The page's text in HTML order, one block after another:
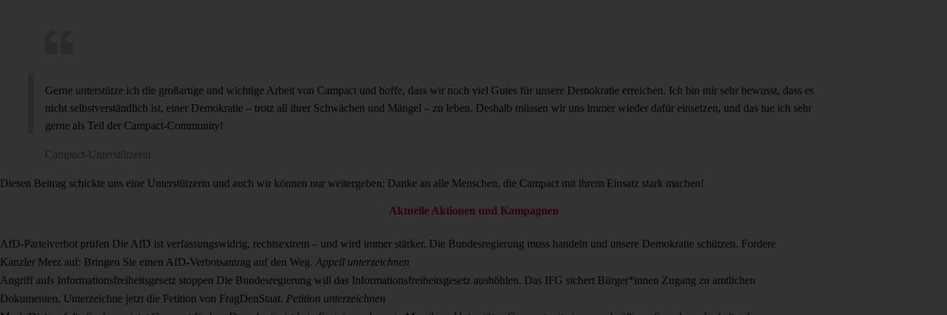
Gerne unterstütze ich die großartige und wichtige Arbeit von Campact und hoffe, dass wir noch viel Gutes für unsere Demokratie erreichen. Ich bin mir sehr bewusst, dass es
nicht selbstverständlich ist, einer Demokratie – trotz all ihrer Schwächen und Mängel – zu leben. Deshalb müssen wir uns immer wieder dafür einsetzen, und das tue ich sehr
gerne als Teil der Campact-Community!
Campact-Unterstützerin
Diesen Beitrag schickte uns eine Unterstützerin und auch wir können nur weitergeben: Danke an alle Menschen, die Campact mit ihrem Einsatz stark machen!
Aktuelle Aktionen und Kampagnen
AfD-Parteiverbot prüfen Die AfD ist verfassungswidrig, rechtsextrem – und wird immer stärker. Die Bundesregierung muss handeln und unsere Demokratie schützen. Fordere
Kanzler Merz auf: Bringen Sie einen AfD-Verbotsantrag auf den Weg. Appell unterzeichnen
Angriff aufs Informationsfreiheitsgesetz stoppen Die Bundesregierung will das Informationsfreiheitsgesetz aushöhlen. Das IFG sichert Bürger*innen Zugang zu amtlichen
Dokumenten. Unterzeichne jetzt die Petition von FragDenStaat. Petition unterzeichnen